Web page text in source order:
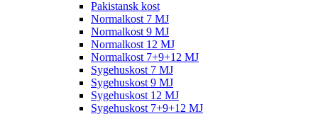
Pakistansk kost
Normalkost 7 MJ
Normalkost 9 MJ
Normalkost 12 MJ
Normalkost 7+9+12 MJ
Sygehuskost 7 MJ
Sygehuskost 9 MJ
Sygehuskost 12 MJ
Sygehuskost 7+9+12 MJ